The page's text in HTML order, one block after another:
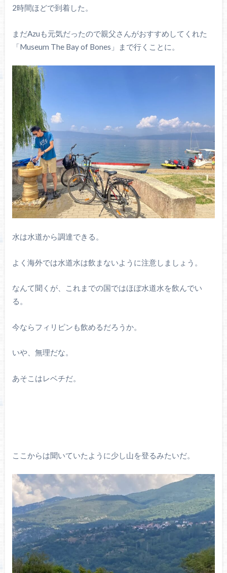
2時間ほどで到着した。
まだAzuも元気だったので親父さんがおすすめしてくれた
「Museum The Bay of Bones」まで行くことに。
水は水道から調達できる。
よく海外では水道水は飲まないように注意しましょう。
なんて聞くが、これまでの国ではほぼ水道水を飲んでい
る。
今ならフィリピンも飲めるだろうか。
いや、無理だな。
あそこはレベチだ。
ここからは聞いていたように少し山を登るみたいだ。